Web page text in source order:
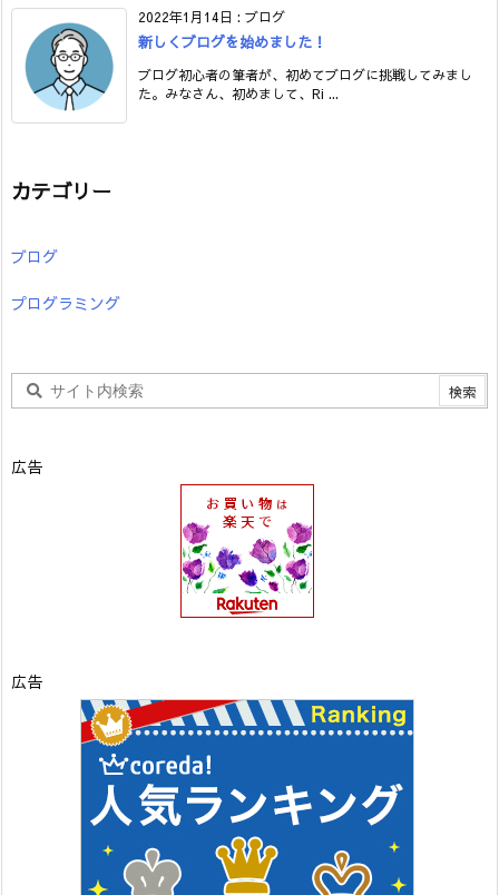
2022年1月14日 : ブログ
新しくブログを始めました！
ブログ初心者の筆者が、初めてブログに挑戦してみまし
た。みなさん、初めまして、Ri ...
カテゴリー
ブログ
プログラミング
広告
広告